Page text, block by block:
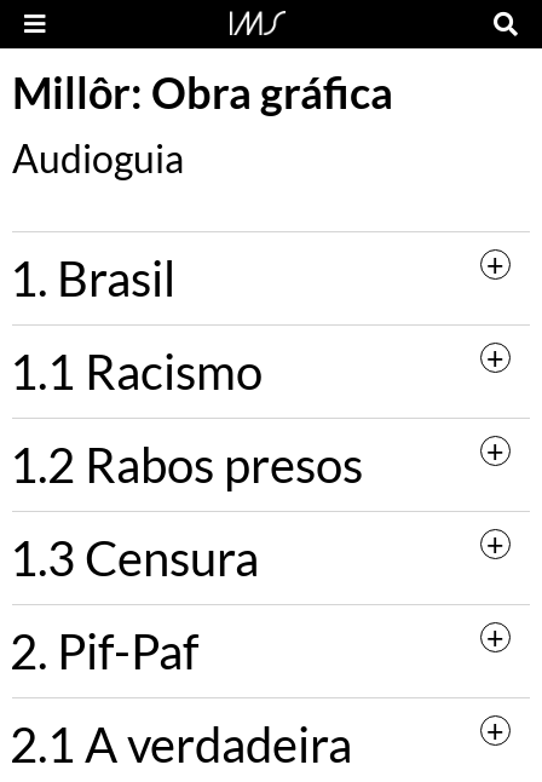
Millôr: Obra gráfica
Audioguia
1. Brasil
1.1 Racismo
1.2 Rabos presos
1.3 Censura
2. Pif-Paf
2.1 A verdadeira